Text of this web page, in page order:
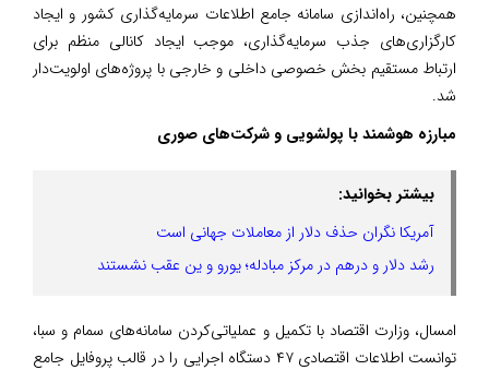
همچنین، راه‌اندازی سامانه جامع اطلاعات سرمایه‌گذاری کشور و ایجاد
کارگزاری‌های جذب سرمایه‌گذاری، موجب ایجاد کانالی منظم برای
ارتباط مستقیم بخش خصوصی داخلی و خارجی با پروژه‌های اولویت‌دار
شد.‌
مبارزه هوشمند با پولشویی و شرکت‌های صوری
بیشتر بخوانید:
آمریکا نگران حذف دلار از معاملات جهانی است
رشد دلار و درهم در مرکز مبادله؛ یورو و ین عقب نشستند
امسال، وزارت اقتصاد با تکمیل و عملیاتی‌کردن سامانه‌های سمام و سبا،
توانست اطلاعات اقتصادی ۴۷ دستگاه اجرایی را در قالب پروفایل جامع